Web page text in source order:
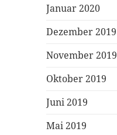
Januar 2020
Dezember 2019
November 2019
Oktober 2019
Juni 2019
Mai 2019